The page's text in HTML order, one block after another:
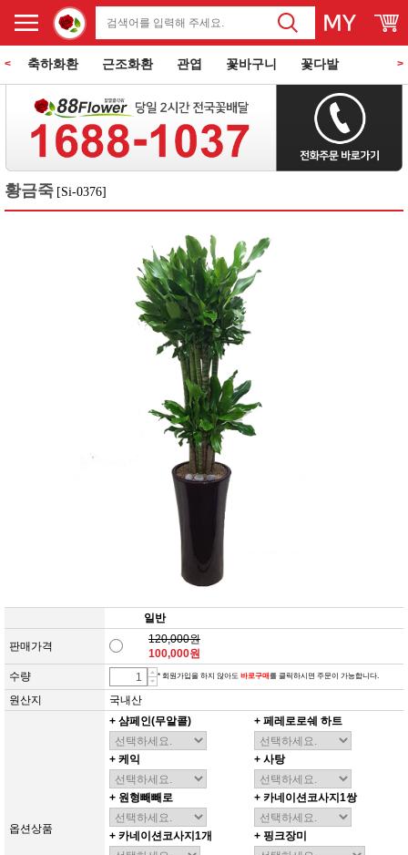
< 축하화환 근조화환 관엽 꽃바구니 꽃다발
동양란 서양란 과일바구니 꽃과 케익 쌀화환
>
황금죽 [Si-0376]
일반
판매가격
120,000원
100,000원
수량
* 회원가입을 하지 않아도 바로구매를 클릭하시면 주문이 가능합니다.
원산지 국내산
옵션상품
+ 샴페인(무알콜) + 페레로로쉐 하트
+ 케익 + 사탕
+ 원형빼빼로 + 카네이션코사지1쌍
+ 카네이션코사지1개 + 핑크장미